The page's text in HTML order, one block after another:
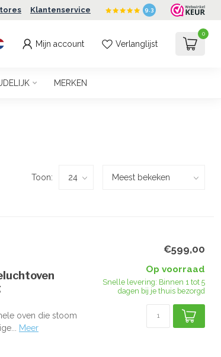
Klantenservice 9.3
Mijn account Verlanglijst
0
MERKEN
Toon:
oven die stoom
Meer
€599,00
Op voorraad
Snelle levering: Binnen 1 tot 5
dagen bij je thuis bezorgd